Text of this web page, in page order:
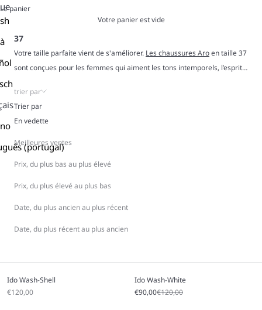
(portugal)
Le panier
Votre panier est vide
37
Votre taille parfaite vient de s'améliorer. Les chaussures Aroen taille 37
sont conçues pour les femmes qui aiment les tons intemporels, l’esprit
jusqu'à minuit. Façonnées en daim doux, mesh respirant et en toile
classique, chaque paire est pensée pour être stylée, agréable à porter
et suivre vos mouvements naturellement. Avec des formes rétro et un
confort moderne, ces baskets s'intègrent parfaitement à toute tenue.
Trouvez votre pointure 37 idéale et sortez en restant simplement vous-
même.
trier par
Trier par
En vedette
Meilleures ventes
Prix, du plus bas au plus élevé
Prix, du plus élevé au plus bas
Date, du plus ancien au plus récent
Date, du plus récent au plus ancien
Ido Wash-Shell
Prix soldé
€120,00
Ido Wash-White
Prix soldé
€90,00Prix régulier
€120,00